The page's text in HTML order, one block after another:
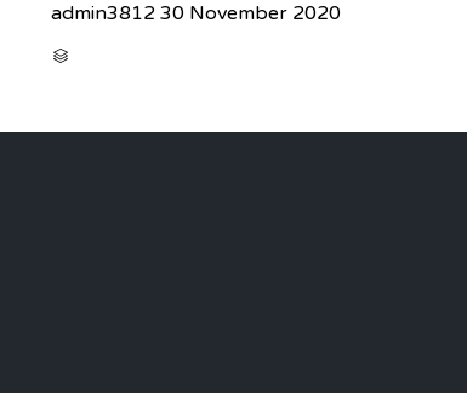
admin3812 30 November 2020
